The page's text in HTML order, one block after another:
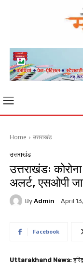
Home उत्तराखंड
उत्तराखंड
उत्तराखंडः
अलर्ट, एसओपी
By Admin April
Facebook
Uttarakhand News: